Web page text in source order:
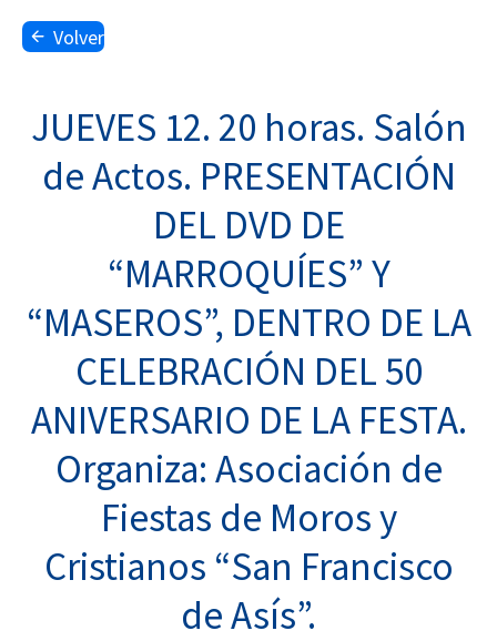
Volver
JUEVES 12. 20 horas. Salón
de Actos. PRESENTACIÓN
DEL DVD DE
“MARROQUÍES” Y
“MASEROS”, DENTRO DE LA
CELEBRACIÓN DEL 50
ANIVERSARIO DE LA FESTA.
Organiza: Asociación de
Fiestas de Moros y
Cristianos “San Francisco
de Asís”.